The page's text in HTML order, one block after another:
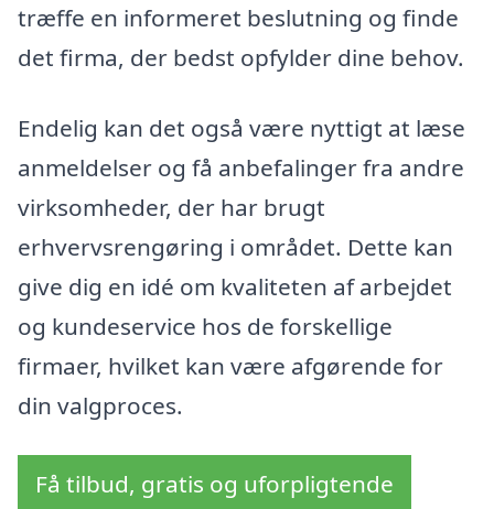
træffe en informeret beslutning og finde
det firma, der bedst opfylder dine behov.
Endelig kan det også være nyttigt at læse
anmeldelser og få anbefalinger fra andre
virksomheder, der har brugt
erhvervsrengøring i området. Dette kan
give dig en idé om kvaliteten af arbejdet
og kundeservice hos de forskellige
firmaer, hvilket kan være afgørende for
din valgproces.
Få tilbud, gratis og uforpligtende